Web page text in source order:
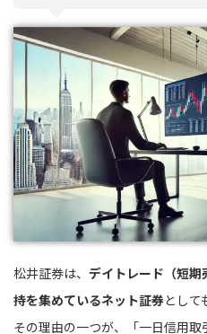
松井証券は、 デイトレード（短期
持を集めているネット証券として
その理由の一つが、「一日信用取